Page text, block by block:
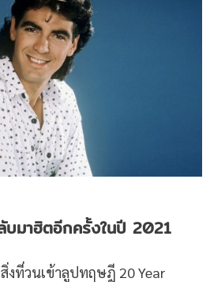
มาฮิตอีกครั้งในปี 2021
งที่วนเข้าลูปทฤษฎี 20 Year